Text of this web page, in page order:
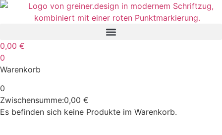
0,00 €
0
Warenkorb
0
Zwischensumme:0,00 €
Es befinden sich keine Produkte im Warenkorb.